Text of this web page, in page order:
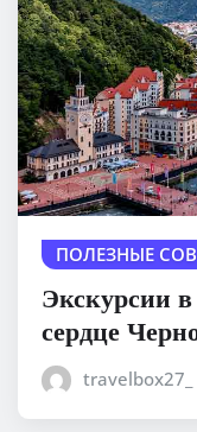
ПОЛЕЗНЫЕ
Экскурсии
сердце
travelbox27_